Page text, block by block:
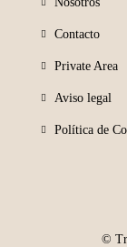
Contacto
Private Area
Aviso legal
Política de
©